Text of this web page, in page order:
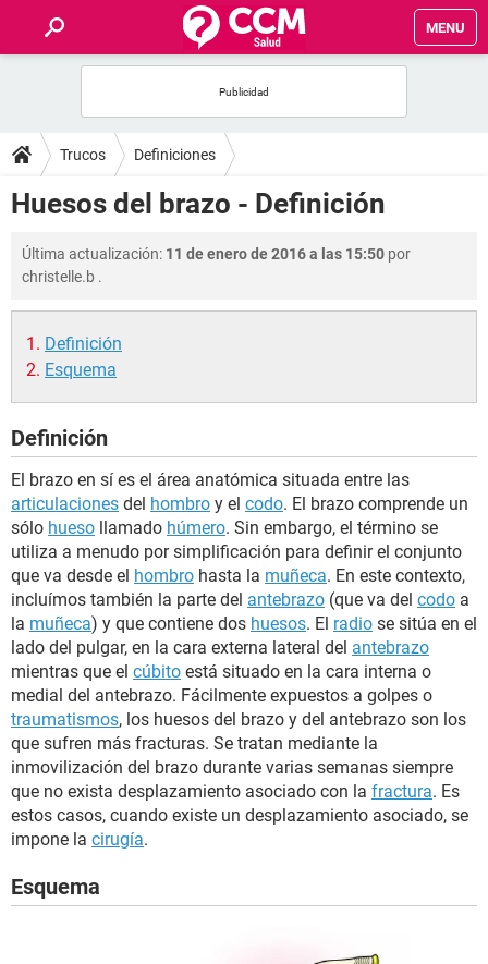
MENU
FOROS
SALUD
FAMILIA
NUTRICIÓN
BIENESTAR
GLOSARIO
Trucos Definiciones
Huesos del brazo - Definición
Última actualización: 11 de enero de 2016 a las 15:50 por
christelle.b .
Definición
Esquema
Definición
El brazo en sí es el área anatómica situada entre las
articulaciones del hombro y el codo. El brazo comprende un
sólo hueso llamado húmero. Sin embargo, el término se
utiliza a menudo por simplificación para definir el conjunto
que va desde el hombro hasta la muñeca. En este contexto,
incluímos también la parte del antebrazo (que va del codo a
la muñeca) y que contiene dos huesos. El radio se sitúa en el
lado del pulgar, en la cara externa lateral del antebrazo
mientras que el cúbito está situado en la cara interna o
medial del antebrazo. Fácilmente expuestos a golpes o
traumatismos, los huesos del brazo y del antebrazo son los
que sufren más fracturas. Se tratan mediante la
inmovilización del brazo durante varias semanas siempre
que no exista desplazamiento asociado con la fractura. Es
estos casos, cuando existe un desplazamiento asociado, se
impone la cirugía.
Esquema